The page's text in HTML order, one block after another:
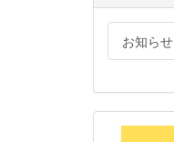
お知らせ